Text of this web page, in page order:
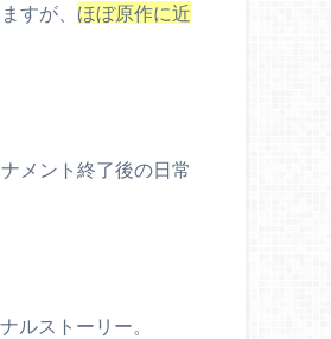
すが、 ほぼ原作に近
メント終了後の日常
ルストーリー。